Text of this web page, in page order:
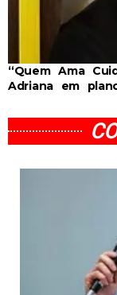
“Quem Ama
Adriana em